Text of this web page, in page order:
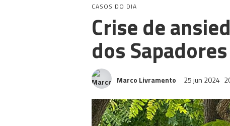
CASOS DO DIA
Crise de
dos
Marco Livramento 25 jun 2024